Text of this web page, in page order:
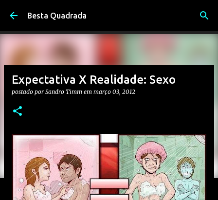
Pular para o conteúdo principal
Besta Quadrada
Expectativa X Realidade: Sexo
postado por Sandro Timm em março 03, 2012